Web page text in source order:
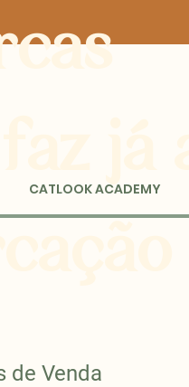
de Venda
CATLOOK ACADEMY